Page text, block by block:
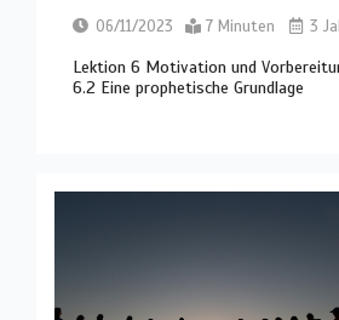
06/11/2023 7 Minuten 3
Lektion 6 Motivation und
6.2 Eine prophetische Grundlage